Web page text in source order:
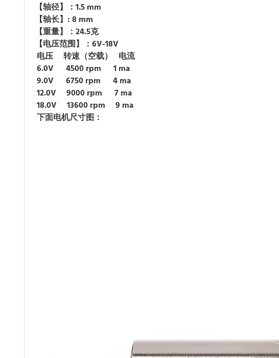
【轴径】：1.5 mm
【轴长】: 8 mm
【重量】：24.5克
【电压范围】：6V-18V
电压 转速（空载） 电流
6.0V 4500 rpm 1 ma
9.0V 6750 rpm 4 ma
12.0V 9000 rpm 7 ma
18.0V 13600 rpm 9 ma
下面电机尺寸图：